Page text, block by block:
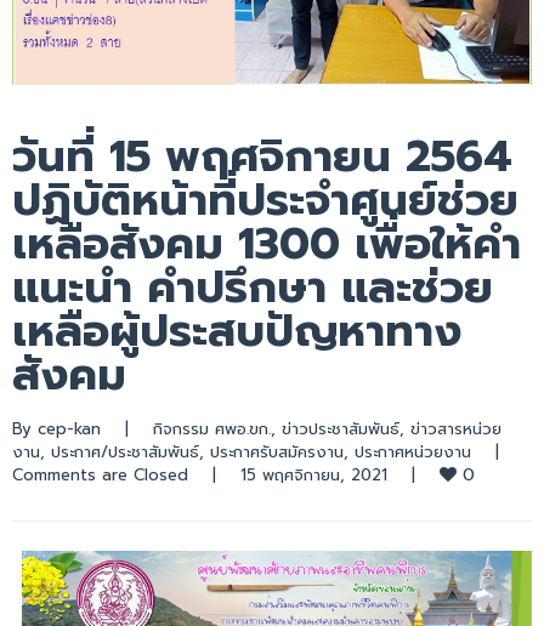
วันที่ 15 พฤศจิกายน 2564
ปฏิบัติหน้าที่ประจำศูนย์ช่วย
เหลือสังคม 1300 เพื่อให้คำ
แนะนำ คำปรึกษา และช่วย
เหลือผู้ประสบปัญหาทาง
สังคม
By cep-kan | กิจกรรม ศพอ.ขก., ข่าวประชาสัมพันธ์, ข่าวสารหน่วย
งาน, ประกาศ/ประชาสัมพันธ์, ประกาศรับสมัครงาน, ประกาศหน่วยงาน
|
Comments are Closed
| 15 พฤศจิกายน, 2021 | 0